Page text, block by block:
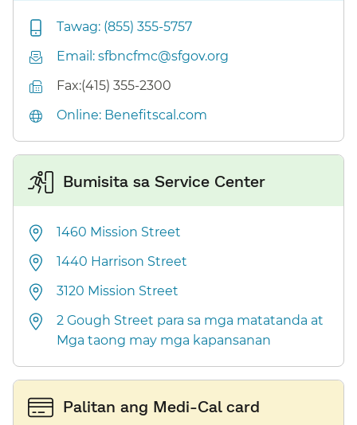
Tawag: (855) 355-5757​​
Email: sfbncfmc@sfgov.org​​
Fax:(415) 355-2300​​
Online: Benefitscal.com​​
Bumisita sa Service Center​​
1460 Mission Street​​
1440 Harrison Street​​
3120 Mission Street​​
2 Gough Street para sa mga matatanda at
Mga taong may mga kapansanan​​
Palitan ang Medi-Cal card​​